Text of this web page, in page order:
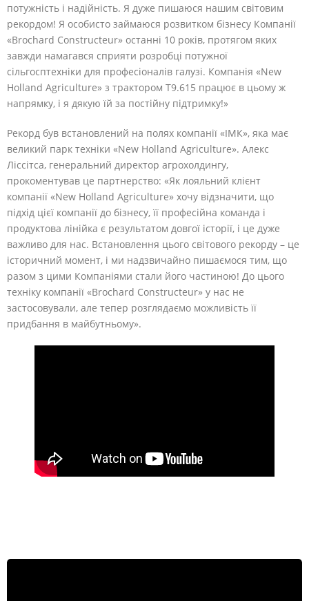
потужність і надійність. Я дуже пишаюся нашим світовим
рекордом! Я особисто займаюся розвитком бізнесу Компанії
«Brochard Constructeur» останні 10 років, протягом яких
завжди намагався сприяти розробці потужної
сільгосптехніки для професіоналів галузі. Компанія «New
Holland Agriculture» з трактором T9.615 працює в цьому ж
напрямку, і я дякую їй за постійну підтримку!»
Рекорд був встановлений на полях компанії «IMК», яка має
великий парк техніки «New Holland Agriculture». Алекс
Ліссітса, генеральний директор агрохолдингу,
прокоментував це партнерство: «Як лояльний клієнт
компанії «New Holland Agriculture» хочу відзначити, що
підхід цієї компанії до бізнесу, її професійна команда і
продуктова лінійка є результатом довгої історії, і це дуже
важливо для нас. Встановлення цього світового рекорду – це
історичний момент, і ми надзвичайно пишаємося тим, що
разом з цими Компаніями стали його частиною! До цього
техніку компанії «Brochard Constructeur» у нас не
застосовували, але тепер розглядаємо можливість її
придбання в майбутньому».